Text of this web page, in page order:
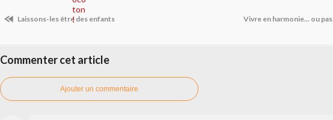
Laissons-les être des enfants Vivre en harmonie... ou pas
Commenter cet article
Ajouter un commentaire